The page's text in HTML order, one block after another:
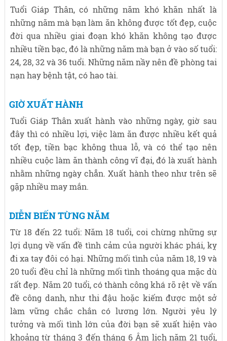
Tuổi Giáp Thân, có những năm khó khăn nhất là
những năm mà bạn làm ăn không được tốt đẹp, cuộc
đời qua nhiều giai đoạn khó khăn không tạo được
nhiều tiền bạc, đó là những năm mà bạn ở vào số tuổi:
24, 28, 32 và 36 tuổi. Những năm nầy nên đề phòng tai
nạn hay bệnh tật, có hao tài.
GIỜ XUẤT HÀNH
Tuổi Giáp Thân xuất hành vào những ngày, giờ sau
đây thì có nhiều lợi, việc làm ăn được nhiều kết quả
tốt đẹp, tiền bạc không thua lỗ, và có thể tạo nên
nhiều cuộc làm ăn thành công vĩ đại, đó là xuất hành
nhằm những ngày chẵn. Xuất hành theo như trên sẽ
gặp nhiều may mắn.
DIỄN BIẾN TỪNG NĂM
Từ 18 đến 22 tuổi: Năm 18 tuổi, coi chừng những sự
lợi dụng về vấn đề tình cảm của người khác phái, kỵ
đi xa tay đôi có hại. Những mối tình của năm 18, 19 và
20 tuổi đều chỉ là những mối tình thoáng qua mặc dù
rất đẹp. Năm 20 tuổi, có thành công khá rõ rệt về vấn
đề công danh, như thi đậu hoặc kiếm được một sở
làm vững chắc chắn có lương lớn. Người yêu lý
tưởng và mối tình lớn của đời bạn sẽ xuất hiện vào
khoảng từ tháng 3 đến tháng 6 Âm lịch năm 21 tuổi,